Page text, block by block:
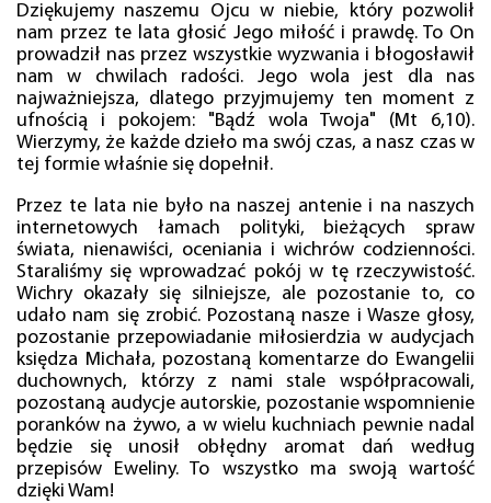
Dziękujemy naszemu Ojcu w niebie, który pozwolił
nam przez te lata głosić Jego miłość i prawdę. To On
prowadził nas przez wszystkie wyzwania i błogosławił
nam w chwilach radości. Jego wola jest dla nas
najważniejsza, dlatego przyjmujemy ten moment z
ufnością i pokojem: "Bądź wola Twoja" (Mt 6,10).
Wierzymy, że każde dzieło ma swój czas, a nasz czas w
tej formie właśnie się dopełnił.
Przez te lata nie było na naszej antenie i na naszych
internetowych łamach polityki, bieżących spraw
świata, nienawiści, oceniania i wichrów codzienności.
Staraliśmy się wprowadzać pokój w tę rzeczywistość.
Wichry okazały się silniejsze, ale pozostanie to, co
udało nam się zrobić. Pozostaną nasze i Wasze głosy,
pozostanie przepowiadanie miłosierdzia w audycjach
księdza Michała, pozostaną komentarze do Ewangelii
duchownych, którzy z nami stale współpracowali,
pozostaną audycje autorskie, pozostanie wspomnienie
poranków na żywo, a w wielu kuchniach pewnie nadal
będzie się unosił obłędny aromat dań według
przepisów Eweliny. To wszystko ma swoją wartość
dzięki Wam!